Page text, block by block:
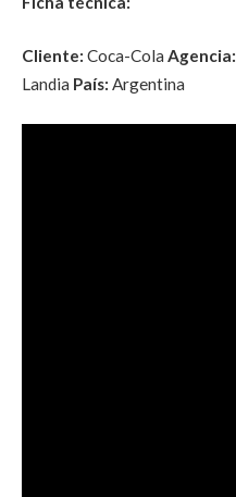
Cliente: Coca-Cola Agencia:
Landia País: Argentina